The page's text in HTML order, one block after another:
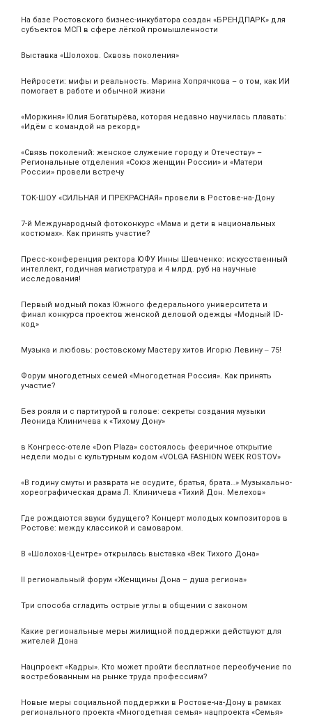
На базе Ростовского бизнес-инкубатора создан «БРЕНДПАРК» для
субъектов МСП в сфере лёгкой промышленности
Выставка «Шолохов. Сквозь поколения»
Нейросети: мифы и реальность. Марина Хопрячкова – о том, как ИИ
помогает в работе и обычной жизни
«Моржиня» Юлия Богатырёва, которая недавно научилась плавать:
«Идём с командой на рекорд»
«Связь поколений: женское служение городу и Отечеству» –
Региональные отделения «Союз женщин России» и «Матери
России» провели встречу
ТОК-ШОУ «СИЛЬНАЯ И ПРЕКРАСНАЯ» провели в Ростове-на-Дону
7-й Международный фотоконкурс «Мама и дети в национальных
костюмах». Как принять участие?
Пресс-конференция ректора ЮФУ Инны Шевченко: искусственный
интеллект, годичная магистратура и 4 млрд. руб на научные
исследования!
Первый модный показ Южного федерального университета и
финал конкурса проектов женской деловой одежды «Модный ID-
код»
Музыка и любовь: ростовскому Мастеру хитов Игорю Левину ‒ 75!
Форум многодетных семей «Многодетная Россия». Как принять
участие?
Без рояля и с партитурой в голове: секреты создания музыки
Леонида Клиничева к «Тихому Дону»
в Конгресс-отеле «Don Plaza» состоялось фееричное открытие
недели моды с культурным кодом «VOLGA FASHION WEEK ROSTOV»
«В годину смуты и разврата не осудите, братья, брата…» Музыкально-
хореографическая драма Л. Клиничева «Тихий Дон. Мелехов»
Где рождаются звуки будущего? Концерт молодых композиторов в
Ростове: между классикой и самоваром.
В «Шолохов-Центре» открылась выставка «Век Тихого Дона»
II региональный форум «Женщины Дона – душа региона»
Три способа сгладить острые углы в общении с законом
Какие региональные меры жилищной поддержки действуют для
жителей Дона
Нацпроект «Кадры». Кто может пройти бесплатное переобучение по
востребованным на рынке труда профессиям?
Новые меры социальной поддержки в Ростове-на-Дону в рамках
регионального проекта «Многодетная семья» нацпроекта «Семья»